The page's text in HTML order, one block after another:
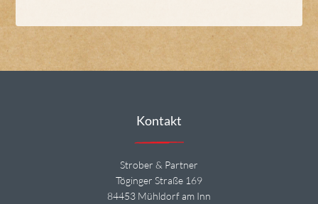
Kontakt
Strober & Partner
Töginger Straße 169
84453 Mühldorf am Inn